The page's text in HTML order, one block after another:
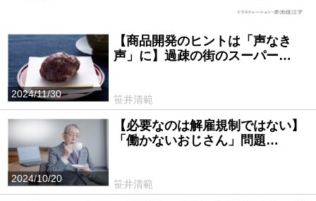
2024/11/30
【商品開発のヒントは「声なき
声」に】過疎の街のスーパー…
笹井清範
2024/10/20
【必要なのは解雇規制ではない】
「働かないおじさん」問題…
笹井清範